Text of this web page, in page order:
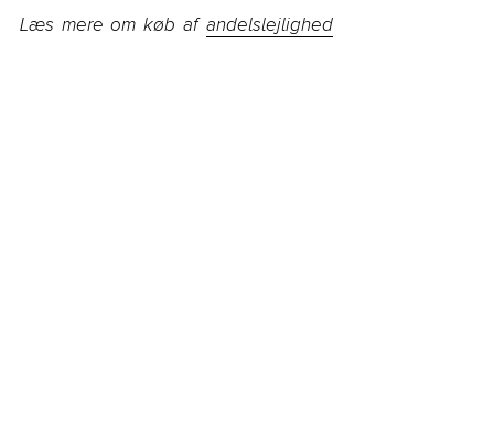
Læs mere om køb af andelslejlighed